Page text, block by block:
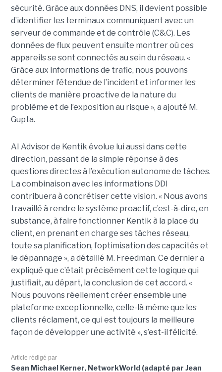
sécurité. Grâce aux données DNS, il devient possible
d’identifier les terminaux communiquant avec un
serveur de commande et de contrôle (C&C). Les
données de flux peuvent ensuite montrer où ces
appareils se sont connectés au sein du réseau. «
Grâce aux informations de trafic, nous pouvons
déterminer l’étendue de l’incident et informer les
clients de manière proactive de la nature du
problème et de l’exposition au risque », a ajouté M.
Gupta.
AI Advisor de Kentik évolue lui aussi dans cette
direction, passant de la simple réponse à des
questions directes à l’exécution autonome de tâches.
La combinaison avec les informations DDI
contribuera à concrétiser cette vision. « Nous avons
travaillé à rendre le système proactif, c’est-à-dire, en
substance, à faire fonctionner Kentik à la place du
client, en prenant en charge ses tâches réseau,
toute sa planification, l’optimisation des capacités et
le dépannage », a détaillé M. Freedman. Ce dernier a
expliqué que c’était précisément cette logique qui
justifiait, au départ, la conclusion de cet accord. «
Nous pouvons réellement créer ensemble une
plateforme exceptionnelle, celle-là même que les
clients réclament, ce qui est toujours la meilleure
façon de développer une activité », s’est-il félicité.
Article rédigé par
Sean Michael Kerner, NetworkWorld (adapté par Jean